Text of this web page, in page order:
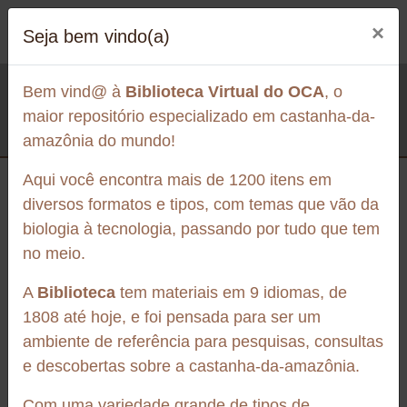
Biblioteca
Armazenamento da castanha do pará com e sem casca:
efeito da temperatura na resistência ao ranço
Sobre a biblioteca
Artigo de periódico
ARMAZENAMENTO DA
CASTANHA DO PARÁ COM E
SEM CASCA: EFEITO DA
RESISTÊNCIA AO RANÇO
Publicado em: 1993
Sanitário
O presente trabalho visou ao estudo do comportamento
da fração lipídica de castanhas do Pará em casca e
descascadas, conservadas por 4 meses em sacos de
papel Kraft, nas seguintes condições: ao ambiente, a
2°C e -15°C. Nas castanhas em casca, mantidas ao
ambiente, a formação de peróxidos somente ocorreu a
Seja bem vindo(a) ×
Bem vind@ à Biblioteca Virtual do OCA, o
maior repositório especializado em castanha-da-
amazônia do mundo!
Aqui você encontra mais de 1200 itens em
diversos formatos e tipos, com temas que vão da
biologia à tecnologia, passando por tudo que tem
no meio.
A Biblioteca tem materiais em 9 idiomas, de
1808 até hoje, e foi pensada para ser um
ambiente de referência para pesquisas, consultas
e descobertas sobre a castanha-da-amazônia.